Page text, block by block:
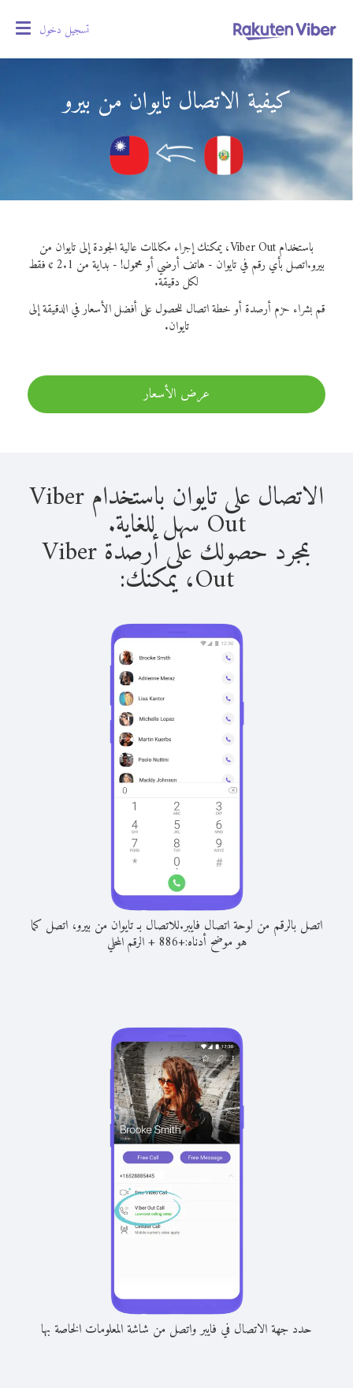
تسجيل دخول
كيفية الاتصال تايوان من بيرو
باستخدام Viber Out، يمكنك إجراء مكالمات عالية الجودة إلى تايوان من
بيرو.
اتصل بأي رقم في تايوان - هاتف أرضي أو محمول! - بداية من 2.1 ¢ فقط
لكل دقيقة.
قم بشراء حزم أرصدة أو خطة اتصال للحصول على أفضل الأسعار في الدقيقة إلى
تايوان.
عرض الأسعار
الاتصال على تايوان باستخدام Viber
Out سهل للغاية.
بمجرد حصولك على أرصدة Viber
Out، يمكنك:
اتصل بالرقم من لوحة اتصال فايبر.للاتصال بـ تايوان من بيرو، اتصل كما
هو موضح أدناه:+
886
+الرقم المحلي
حدد جهة الاتصال في فايبر واتصل من شاشة المعلومات الخاصة بها